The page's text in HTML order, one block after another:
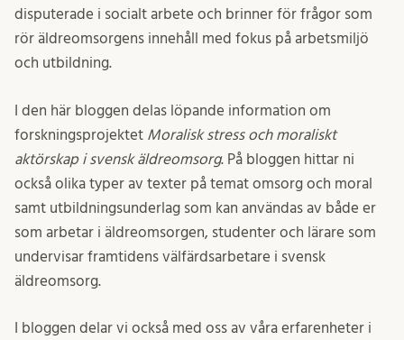
disputerade i socialt arbete och brinner för frågor som
rör äldreomsorgens innehåll med fokus på arbetsmiljö
och utbildning.
I den här bloggen delas löpande information om
forskningsprojektet Moralisk stress och moraliskt
aktörskap i svensk äldreomsorg. På bloggen hittar ni
också olika typer av texter på temat omsorg och moral
samt utbildningsunderlag som kan användas av både er
som arbetar i äldreomsorgen, studenter och lärare som
undervisar framtidens välfärdsarbetare i svensk
äldreomsorg.
I bloggen delar vi också med oss av våra erfarenheter i